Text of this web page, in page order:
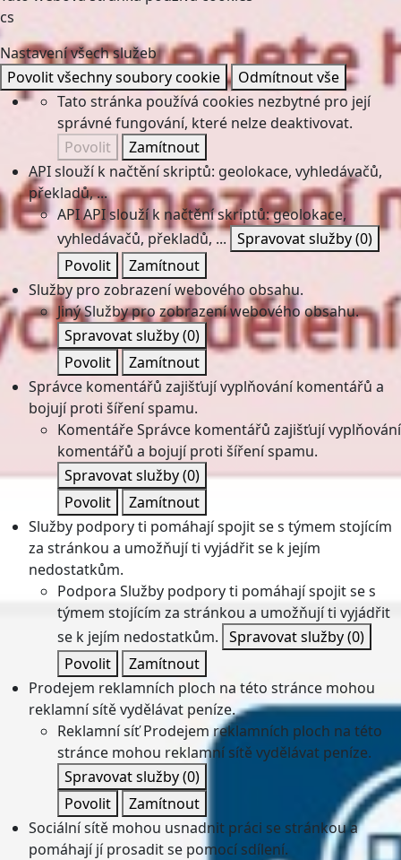
cs
Nastavení všech služeb
Povolit všechny soubory cookie
Odmítnout vše
Tato stránka používá cookies nezbytné pro její
správné fungování, které nelze deaktivovat.
Povolit
Zamítnout
API slouží k načtění skriptů: geolokace, vyhledávačů,
překladů, ...
APIAPI slouží k načtění skriptů: geolokace,
vyhledávačů, překladů, ... Spravovat služby(0)
Povolit
Zamítnout
Služby pro zobrazení webového obsahu.
JinýSlužby pro zobrazení webového obsahu.
Spravovat služby(0)
Povolit
Zamítnout
Správce komentářů zajišťují vyplňování komentářů a
bojují proti šíření spamu.
KomentářeSprávce komentářů zajišťují vyplňování
komentářů a bojují proti šíření spamu.
Spravovat služby(0)
Povolit
Zamítnout
Služby podpory ti pomáhají spojit se s týmem stojícím
za stránkou a umožňují ti vyjádřit se k jejím
nedostatkům.
Podpora Služby podpory ti pomáhají spojit se s
týmem stojícím za stránkou a umožňují ti vyjádřit
se k jejím nedostatkům. Spravovat služby(0)
Povolit
Zamítnout
Prodejem reklamních ploch na této stránce mohou
reklamní sítě vydělávat peníze.
Reklamní síť Prodejem reklamních ploch na této
stránce mohou reklamní sítě vydělávat peníze.
Spravovat služby(0)
Povolit
Zamítnout
Sociální sítě mohou usnadnit práci se stránkou a
pomáhají jí prosadit se pomocí sdílení.